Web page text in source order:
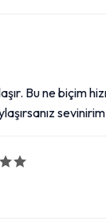
Bu ne biçim
sevinirim